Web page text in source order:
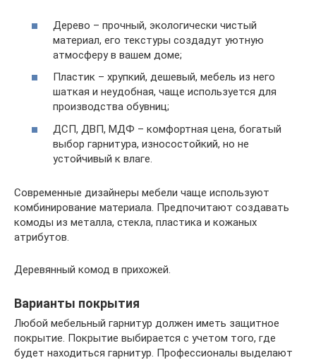
Дерево – прочный, экологически чистый
материал, его текстуры создадут уютную
атмосферу в вашем доме;
Пластик – хрупкий, дешевый, мебель из него
шаткая и неудобная, чаще используется для
производства обувниц;
ДСП, ДВП, МДФ – комфортная цена, богатый
выбор гарнитура, износостойкий, но не
устойчивый к влаге.
Современные дизайнеры мебели чаще используют
комбинирование материала. Предпочитают создавать
комоды из металла, стекла, пластика и кожаных
атрибутов.
Деревянный комод в прихожей.
Варианты покрытия
Любой мебельный гарнитур должен иметь защитное
покрытие. Покрытие выбирается с учетом того, где
будет находиться гарнитур. Профессионалы выделают